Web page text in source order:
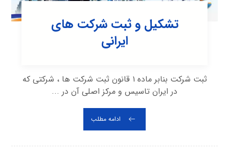
تشکیل و ثبت شرکت های
ایرانی
ثبت شرکت بنابر ماده ۱ قانون ثبت شرکت ها ، شرکتی که
در ایران تاسیس و مرکز اصلی آن در ...
ادامه مطلب